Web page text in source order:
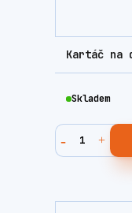
Kartáč na
Skladem